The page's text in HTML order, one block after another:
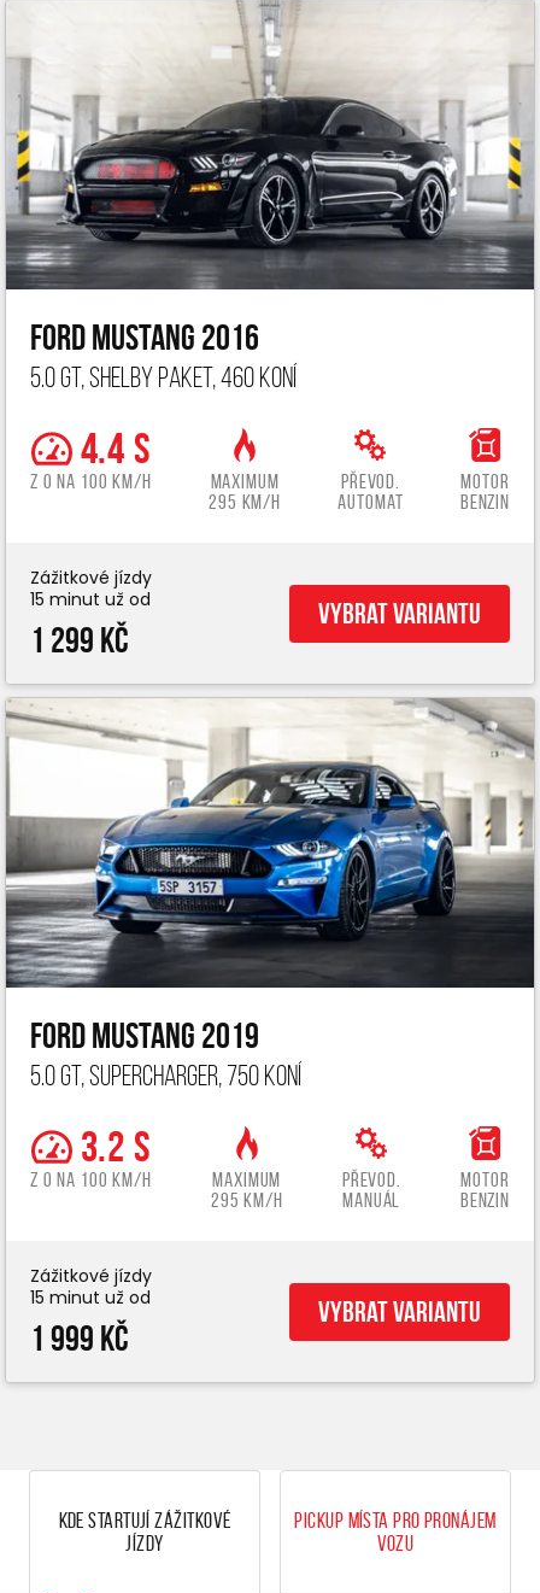
Ford Mustang 2016
5.0 GT, Shelby paket, 460 koní
4.4 s
z 0 na 100 km/h
Maximum
295 km/h
Převod.
automat
Motor
benzin
Zážitkové jízdy
15 minut už od
1 299 Kč
Vybrat variantu
Ford Mustang 2019
5.0 GT, Supercharger, 750 koní
3.2 s
z 0 na 100 km/h
Maximum
295 km/h
Převod.
manuál
Motor
benzin
Zážitkové jízdy
15 minut už od
1 999 Kč
Vybrat variantu
Kde startují zážitkové
jízdy
Pickup místa pro pronájem
vozu